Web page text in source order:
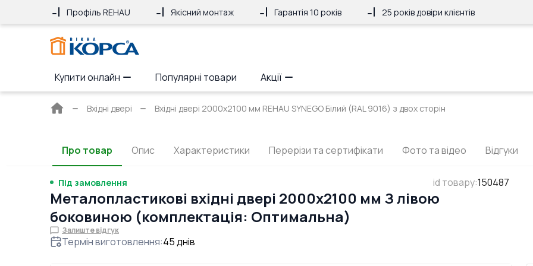
Профіль REHAU Якісний монтаж Гарантія 10 років 25 років довіри клієнтів
Купити онлайн Популярні товари Акції
Головна
Вхідні двері Вхідні двері 2000x2100 мм REHAU SYNEGO Білий (RAL 9016) з двох сторін
Про товар Опис Характеристики Перерізи та сертифікати Фото та відео Відгуки
Під замовлення id товару:150487
Металопластикові вхідні двері 2000x2100 мм З лівою
боковиною (комплектація: Оптимальна)
Залиште відгук
Термін виготовлення:45днів